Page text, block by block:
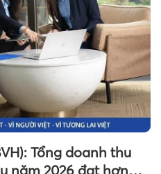
Tổng doanh thu
năm 2026 đạt hơn